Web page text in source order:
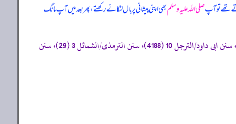
تھے تو آپصلی اللہ علیہ وسلمبھی اپنی پیشانی پر بال لٹکائے رکھتے، پھر بعد میں آپ مانگ
«صحیح البخاری/المناقب 23 (3558)، مناقب الأنصار 52 (3944)، اللباس 70 (5917)، صحیح مسلم/الفضائل 24 (2336)، سنن ابی داود/الترجل 10 (4188)، سنن الترمذی/الشمائل 3 (29)، سنن